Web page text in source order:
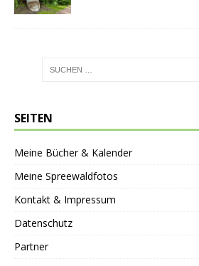
SEITEN
Meine Bücher & Kalender
Meine Spreewaldfotos
Kontakt & Impressum
Datenschutz
Partner